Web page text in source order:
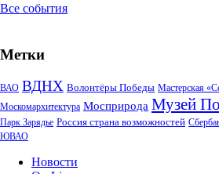
Все события
Метки
ВАО ВДНХ Волонтёры Победы Мастерская
Москомархитектура Мосприрода Музей
Парк Зарядье Россия страна возможностей
ЮВАО
Новости